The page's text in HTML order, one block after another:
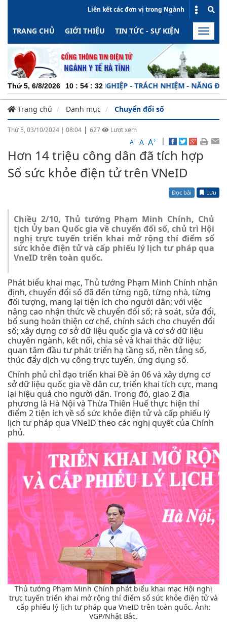
Liên kết các đơn vị trong Ngành
TRANG CHỦ GIỚI THIỆU TIN TỨC - SỰ KIỆN HOẠT
Toggle
Thứ 5, 6/8/2026 10 : 54 : 33
CHUYÊN NGHIỆP - TRÁCH NHIỆM - NĂNG ĐỘNG -
Trang chủ Danh mục Chuyển đổi số
Thứ 5, 03/10/2024 | 08:04 | 627
Lượt xem
A- A A+ |
Hơn 14 triệu công dân đã tích hợp
Sổ sức khỏe điện tử trên VNeID
Đọc bài Lưu
Chiều 2/10, Thủ tướng Phạm Minh Chính, Chủ
tịch Ủy ban Quốc gia về chuyển đổi số, chủ trì Hội
nghị trực tuyến triển khai mở rộng thí điểm sổ
sức khỏe điện tử và cấp phiếu lý lịch tư pháp qua
VneID trên toàn quốc.
Phát biểu khai mạc, Thủ tướng Phạm Minh Chính nhận
định, chuyển đổi số đã đến từng ngõ, từng nhà, từng
đối tượng, mang lại tiện ích cho người dân; với việc
nâng cao nhận thức về chuyển đổi số; rà soát, sửa đổi,
bổ sung hoàn thiện cơ chế, chính sách cho chuyển đổi
số; xây dựng cơ sở dữ liệu quốc gia và cơ sở dữ liệu
chuyên ngành, kết nối, chia sẻ và khai thác dữ liệu;
quan tâm đầu tư phát triển hạ tầng số, nền tảng số,
thúc đẩy dịch vụ công trực tuyến, ứng dụng số.
Chính phủ chỉ đạo triển khai Đề án 06 và xây dựng cơ
sở dữ liệu quốc gia về dân cư, triển khai tích cực, mang
lại hiệu quả cho người dân. Trong đó, giao 2 địa
phương là Hà Nội và Thừa Thiên Huế thực hiện thí
điểm 2 tiện ích về sổ sức khỏe điện tử và cấp phiếu lý
lịch tư pháp qua VNeID theo các nghị quyết của Chính
phủ.
Thủ tướng Phạm Minh Chính phát biểu khai mạc Hội nghị
trực tuyến triển khai mở rộng thí điểm sổ sức khỏe điện tử và
cấp phiếu lý lịch tư pháp qua VneID trên toàn quốc. Ảnh:
VGP/Nhật Bắc.